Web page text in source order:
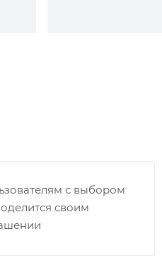
с выбором
своим